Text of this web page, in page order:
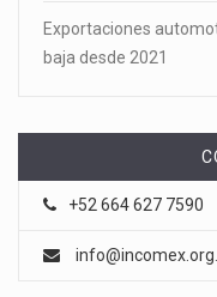
Exportaciones
baja desde 2021
+52 664 627 7590